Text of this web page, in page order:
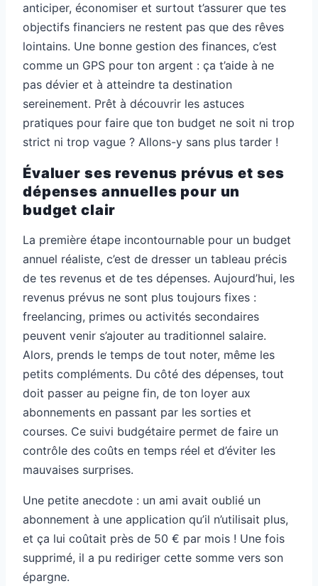
anticiper, économiser et surtout t’assurer que tes
objectifs financiers ne restent pas que des rêves
lointains. Une bonne gestion des finances, c’est
comme un GPS pour ton argent : ça t’aide à ne
pas dévier et à atteindre ta destination
sereinement. Prêt à découvrir les astuces
pratiques pour faire que ton budget ne soit ni trop
strict ni trop vague ? Allons-y sans plus tarder !
Évaluer ses revenus prévus et ses
dépenses annuelles pour un
budget clair
La première étape incontournable pour un budget
annuel réaliste, c’est de dresser un tableau précis
de tes revenus et de tes dépenses. Aujourd’hui, les
revenus prévus ne sont plus toujours fixes :
freelancing, primes ou activités secondaires
peuvent venir s’ajouter au traditionnel salaire.
Alors, prends le temps de tout noter, même les
petits compléments. Du côté des dépenses, tout
doit passer au peigne fin, de ton loyer aux
abonnements en passant par les sorties et
courses. Ce suivi budgétaire permet de faire un
contrôle des coûts en temps réel et d’éviter les
mauvaises surprises.
Une petite anecdote : un ami avait oublié un
abonnement à une application qu’il n’utilisait plus,
et ça lui coûtait près de 50 € par mois ! Une fois
supprimé, il a pu rediriger cette somme vers son
épargne.